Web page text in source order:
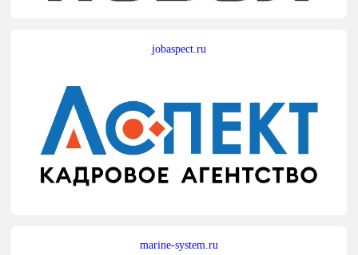
jobaspect.ru
marine-system.ru